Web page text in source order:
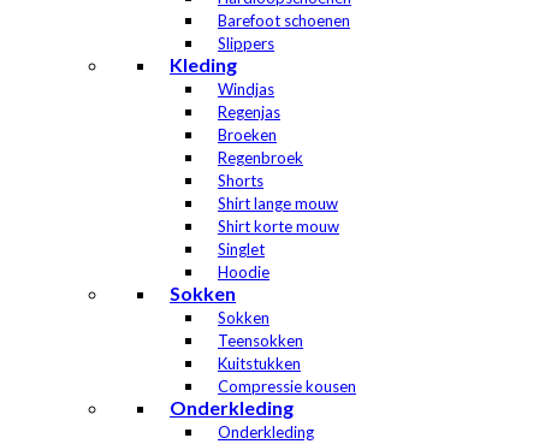
Barefoot schoenen
Slippers
Kleding
Windjas
Regenjas
Broeken
Regenbroek
Shorts
Shirt lange mouw
Shirt korte mouw
Singlet
Hoodie
Sokken
Sokken
Teensokken
Kuitstukken
Compressie kousen
Onderkleding
Onderkleding